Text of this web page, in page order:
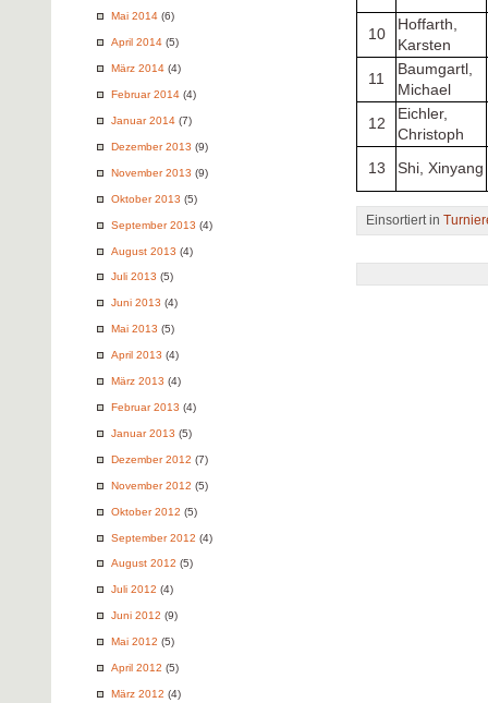
Mai 2014 (6)
April 2014 (5)
März 2014 (4)
Februar 2014 (4)
Januar 2014 (7)
Dezember 2013 (9)
November 2013 (9)
Oktober 2013 (5)
September 2013 (4)
August 2013 (4)
Juli 2013 (5)
Juni 2013 (4)
Mai 2013 (5)
April 2013 (4)
März 2013 (4)
Februar 2013 (4)
Januar 2013 (5)
Dezember 2012 (7)
November 2012 (5)
Oktober 2012 (5)
September 2012 (4)
August 2012 (5)
Juli 2012 (4)
Juni 2012 (9)
Mai 2012 (5)
April 2012 (5)
März 2012 (4)
10
Hoffarth,
Karsten
11
Baumgartl,
Michael
12
Eichler,
Christoph
13 Shi, Xinyang
Einsortiert in